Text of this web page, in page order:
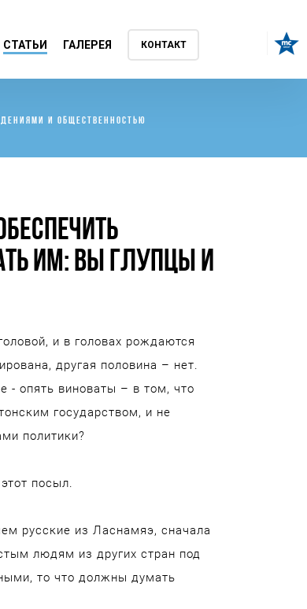
СТАТЬИ ГАЛЕРЕЯ КОНТАКТ
И ОБЩЕСТВЕННОСТЬЮ
ИМ: ВЫ ГЛУПЦЫ И
и в головах рождаются
другая половина – нет.
- опять виноваты – в том, что
государством, и не
политики?
посыл.
русские из Ласнамяэ, сначала
людям из других стран под
то что должны думать